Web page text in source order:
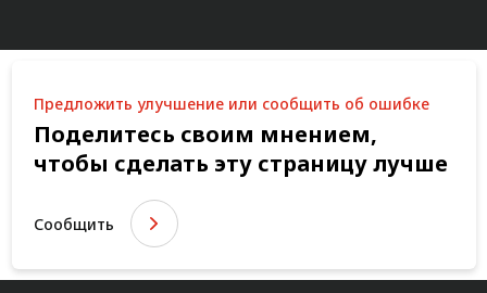
Предложить улучшение или сообщить об ошибке
Поделитесь своим мнением,
чтобы сделать эту страницу лучше
Сообщить